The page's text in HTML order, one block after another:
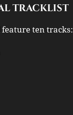
tracklist
ten tracks: